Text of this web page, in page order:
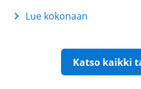
Lue kokonaan
Hyvä
Kempeleessä
Katso kaikki